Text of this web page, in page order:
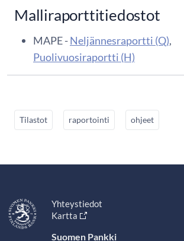
Malliraporttitiedostot
MAPE -Neljännesraportti (Q),
Puolivuosiraportti (H)
Tilastot raportointi ohjeet
Yhteystiedot
Kartta
Suomen Pankki